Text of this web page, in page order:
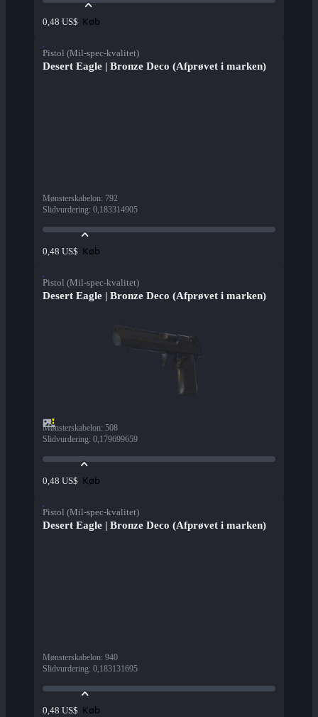
0,48 US$ Køb
Pistol (Mil-spec-kvalitet)
Desert Eagle | Bronze Deco (Afprøvet i marken)
Mønsterskabelon: 792
Slidvurdering: 0,183314905
0,48 US$ Køb
Pistol (Mil-spec-kvalitet)
Desert Eagle | Bronze Deco (Afprøvet i marken)
Mønsterskabelon: 508
Slidvurdering: 0,179699659
0,48 US$ Køb
Pistol (Mil-spec-kvalitet)
Desert Eagle | Bronze Deco (Afprøvet i marken)
Mønsterskabelon: 940
Slidvurdering: 0,183131695
0,48 US$ Køb